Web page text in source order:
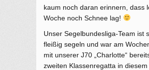
kaum noch daran erinnern, dass
Woche noch Schnee lag!
Unser Segelbundesliga-Team ist
fleißig segeln und war am
mit unserer J70 „Charlotte“
zweiten Klassenregatta in diesem